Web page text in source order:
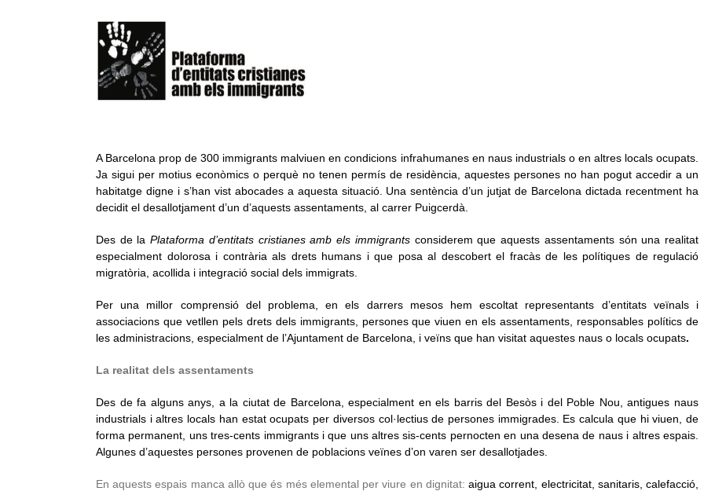
A Barcelona prop de 300 immigrants malviuen en condicions infrahumanes en naus industrials o en altres locals ocupats.
Ja sigui per motius econòmics o perquè no tenen permís de residència, aquestes persones no han pogut accedir a un
habitatge digne i s’han vist abocades a aquesta situació. Una sentència d’un jutjat de Barcelona dictada recentment ha
decidit el desallotjament d’un d’aquests assentaments, al carrer Puigcerdà.
Des de laPlataforma d’entitats cristianes amb els immigrantsconsiderem que aquests assentaments són una realitat
especialment dolorosa i contrària als drets humans i que posa al descobert el fracàs de les polítiques de regulació
migratòria, acollida i integració social dels immigrats.
Per una millor comprensió del problema, en els darrers mesos hem escoltat representants d’entitats veïnals i
associacions que vetllen pels drets dels immigrants, persones que viuen en els assentaments, responsables polítics de
les administracions, especialment de l’Ajuntament de Barcelona, i veïns que han visitat aquestes naus o locals ocupats.
La realitat dels assentaments
Des de fa alguns anys, a la ciutat de Barcelona, especialment en els barris del Besòs i del Poble Nou, antigues naus
industrials i altres locals han estat ocupats per diversos col·lectius de persones immigrades. Es calcula que hi viuen, de
forma permanent, uns tres-cents immigrants i que uns altres sis-cents pernocten en una desena de naus i altres espais.
Algunes d’aquestes persones provenen de poblacions veïnes d’on varen ser desallotjades.
En aquests espais manca allò que és més elemental per viure en dignitat: aigua corrent, electricitat, sanitaris, calefacció,